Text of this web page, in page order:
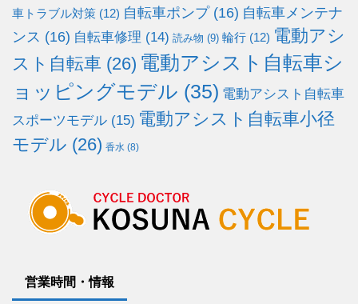
車トラブル対策 (12) 自転車ポンプ(16) 自転車メンテナ
ンス (16) 自転車修理 (14) 読み物 (9) 輪行 (12) 電動アシ
スト自転車 (26) 電動アシスト自転車シ
ョッピングモデル (35) 電動アシスト自転車
スポーツモデル (15) 電動アシスト自転車小径
モデル (26) 香水 (8)
営業時間・情報